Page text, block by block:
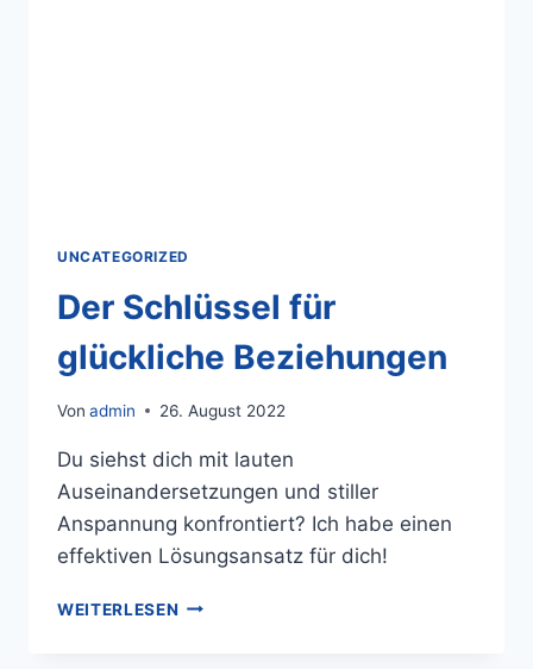
UNCATEGORIZED
Der Schlüssel für
glückliche Beziehungen
Von admin 26. August 2022
Du siehst dich mit lauten
Auseinandersetzungen und stiller
Anspannung konfrontiert? Ich habe einen
effektiven Lösungsansatz für dich!
WEITERLESEN